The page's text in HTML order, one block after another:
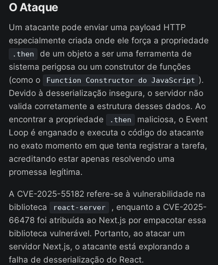
O Ataque
Um atacante pode enviar uma payload HTTP
especialmente criada onde ele força a propriedade
.then
de um objeto a ser uma ferramenta de
sistema perigosa ou um construtor de funções
(como o
Function Constructor do JavaScript ).
Devido à desserialização insegura, o servidor não
valida corretamente a estrutura desses dados. Ao
encontrar a propriedade
.then
maliciosa, o Event
Loop é enganado e executa o código do atacante
no exato momento em que tenta registrar a tarefa,
acreditando estar apenas resolvendo uma
promessa legítima.
A CVE-2025-55182 refere-se à vulnerabilidade na
biblioteca
react-server
, enquanto a CVE-2025-
66478 foi atribuída ao Next.js por empacotar essa
biblioteca vulnerável. Portanto, ao atacar um
servidor Next.js, o atacante está explorando a
falha de desserialização do React.